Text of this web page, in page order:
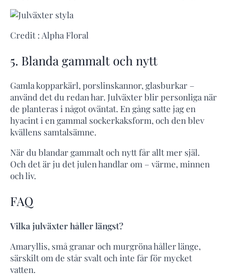
Credit : Alpha Floral
5. Blanda gammalt och nytt
Gamla kopparkärl, porslinskannor, glasburkar –
använd det du redan har. Julväxter blir personliga när
de planteras i något oväntat. En gång satte jag en
hyacint i en gammal sockerkaksform, och den blev
kvällens samtalsämne.
När du blandar gammalt och nytt får allt mer själ.
Och det är ju det julen handlar om – värme, minnen
och liv.
FAQ
Vilka julväxter håller längst?
Amaryllis, små granar och murgröna håller länge,
särskilt om de står svalt och inte får för mycket
vatten.